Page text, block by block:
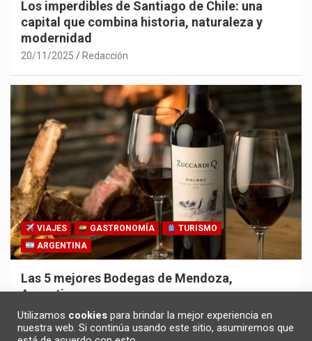
Los imperdibles de Santiago de Chile: una
capital que combina historia, naturaleza y
modernidad
20/11/2025 Redacción
VIAJES GASTRONOMÍA
TURISMO
ARGENTINA
Las 5 mejores Bodegas de Mendoza,
Argentina
30/10/2025 Redacción
Utilizamos cookies para brindar la mejor experiencia en
nuestra web. Si continúa usando este sitio, asumiremos que